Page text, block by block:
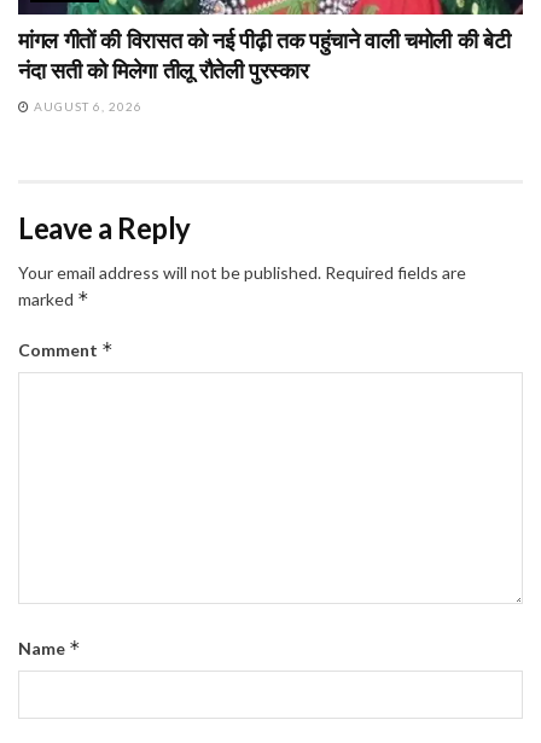
मांगल गीतों की विरासत को नई पीढ़ी तक पहुंचाने वाली चमोली की बेटी
नंदा सती को मिलेगा तीलू रौतेली पुरस्कार
AUGUST 6, 2026
Leave a Reply
Your email address will not be published. Required fields are
marked *
Comment *
Name *